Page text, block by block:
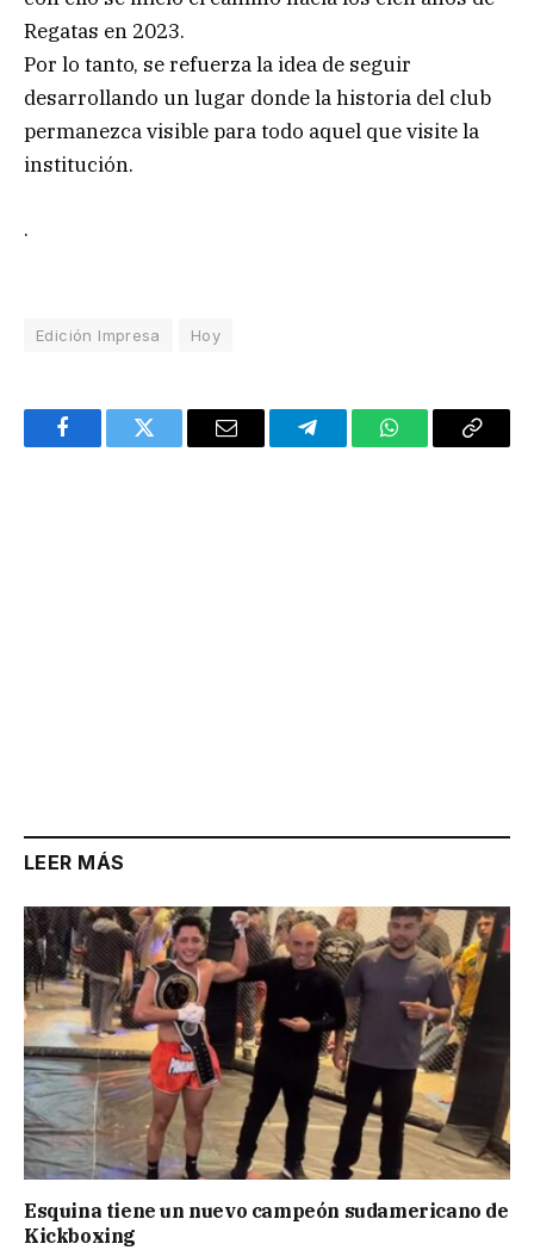
Regatas en 2023.
Por lo tanto, se refuerza la idea de seguir
desarrollando un lugar donde la historia del club
permanezca visible para todo aquel que visite la
institución.
.
Edición Impresa Hoy
FacebookTwitter Email TelegramWhatsAppCopy
LEER MÁS
Esquina tiene un nuevo campeón sudamericano de
Kickboxing